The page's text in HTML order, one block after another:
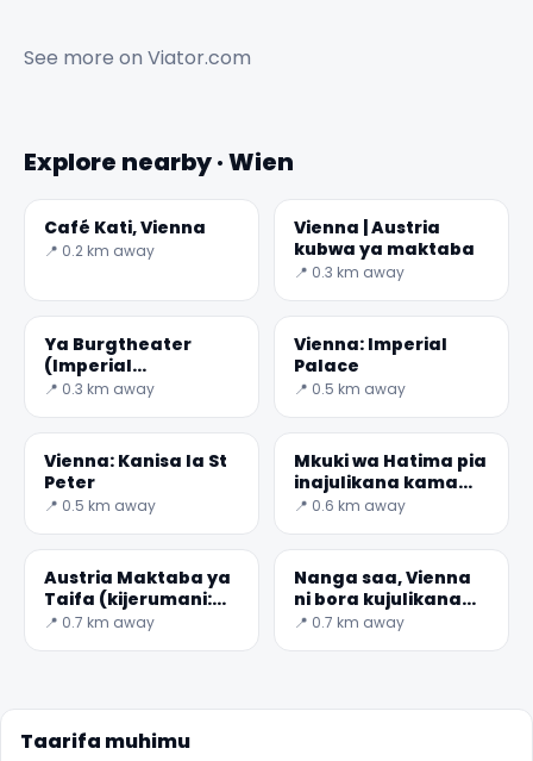
See more on Viator.com
Explore nearby · Wien
Café Kati, Vienna
📍 0.2 km away
Vienna | Austria
kubwa ya maktaba
📍 0.3 km away
Ya Burgtheater
(Imperial
Mahakama
📍 0.3 km away
Vienna: Imperial
Palace
📍 0.5 km away
Vienna: Kanisa la St
Peter
📍 0.5 km away
Mkuki wa Hatima pia
inajulikana kama
Mtakatifu Lance
📍 0.6 km away
Austria Maktaba ya
Taifa (kijerumani:
Österreichische
📍 0.7 km away
Nanga saa, Vienna
ni bora kujulikana
Saa
📍 0.7 km away
Taarifa muhimu